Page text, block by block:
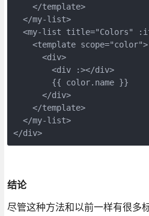
    </template>
  </my-list>
<my-list title="Colors"
    <template scope="color">
      <div>
        <div :></div>
        {{ color.name }}
      </div>
    </template>
  </my-list>
</div>
结论
尽管这种方法和以前一样有很多